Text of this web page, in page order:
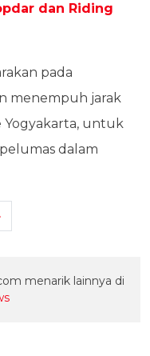
dan Riding
pada
menempuh jarak
Yogyakarta, untuk
dalam
menarik lainnya di